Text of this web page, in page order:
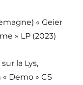
« Geier
» LP (2023)
sur la Lys,
Demo » CS